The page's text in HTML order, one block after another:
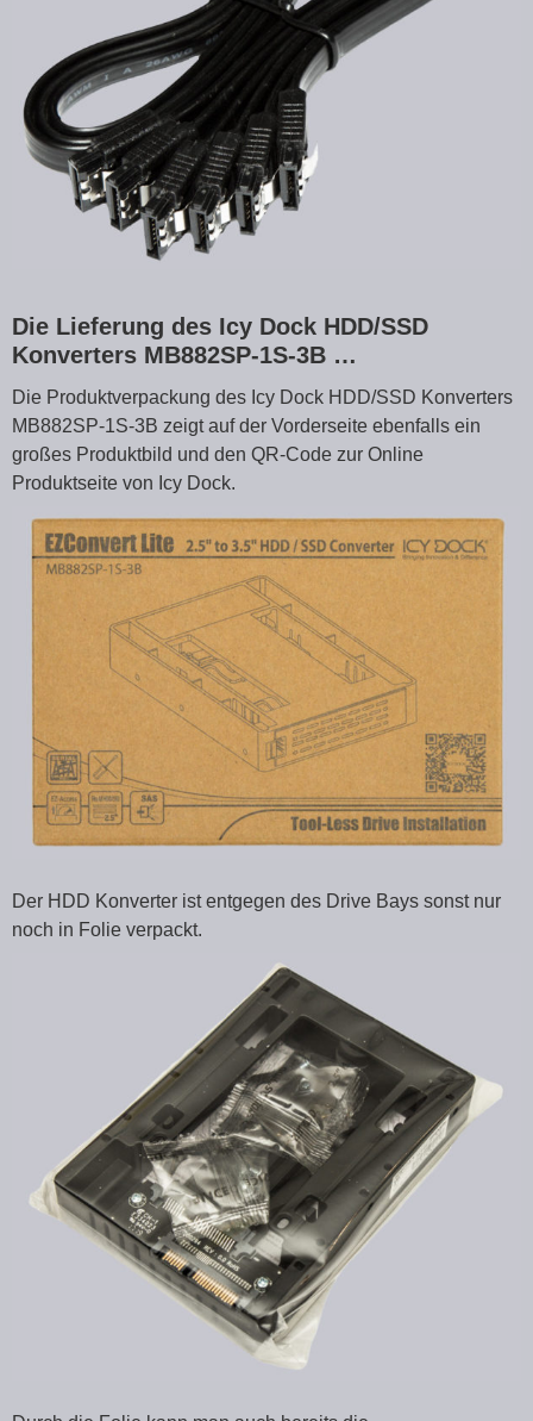
Die Lieferung des Icy Dock HDD/SSD
Konverters MB882SP-1S-3B …
Die Produktverpackung des Icy Dock HDD/SSD Konverters
MB882SP-1S-3B zeigt auf der Vorderseite ebenfalls ein
großes Produktbild und den QR-Code zur Online
Produktseite von Icy Dock.
Der HDD Konverter ist entgegen des Drive Bays sonst nur
noch in Folie verpackt.